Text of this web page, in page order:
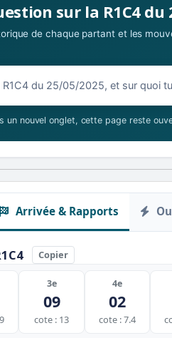
sur la R1C4 du
de chaque partant et les
R1C4 du 25/05/2025
un nouvel onglet, cette page reste
Arrivée & Rapports
Copier
3e
09
cote : 13
4e
02
cote : 7.4